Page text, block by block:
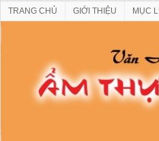
TRANG CHỦ GIỚI THIỆU MỤC